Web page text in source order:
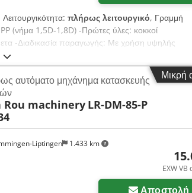
Λειτουργικότητα: πλήρως λειτουργικό, Γραμμή
(νήμα 1,5D-1,8D) -Πρώτες ύλες: κοκκοί
-Διαδικασία παραγωγής: Με χρήση υψηλής
ποσοστό πολυπροπυλενίου, συμπυκνωμάτων
να σχηματίσει ένα πλέγμα, το οποίο στη
Cedpozlg Iiofx Aidorf -Ετήσια
9-60 γραμμάρια/τετραγωνικό μέτρο
Μικρή
Liptingen 1.433 km
αυτόματο μηχάνημα κατασκευής
Rou machinery LR-DM-85-P
EXW
Αποστολή